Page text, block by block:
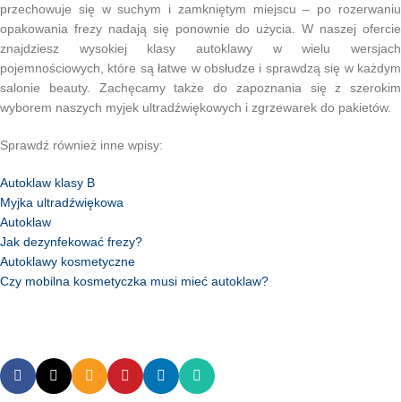
przechowuje się w suchym i zamkniętym miejscu – po rozerwaniu
opakowania frezy nadają się ponownie do użycia. W naszej ofercie
znajdziesz wysokiej klasy autoklawy w wielu wersjach
pojemnościowych, które są łatwe w obsłudze i sprawdzą się w każdym
salonie beauty. Zachęcamy także do zapoznania się z szerokim
wyborem naszych myjek ultradźwiękowych i zgrzewarek do pakietów.
Sprawdź również inne wpisy:
Autoklaw klasy B
Myjka ultradźwiękowa
Autoklaw
Jak dezynfekować frezy?
Autoklawy kosmetyczne
Czy mobilna kosmetyczka musi mieć autoklaw?